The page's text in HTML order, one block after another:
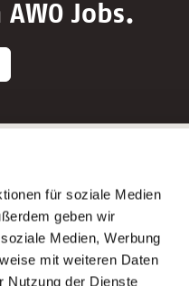
für soziale Medien
geben wir
Medien, Werbung
mit weiteren Daten
Nutzung der Dienste
Jobs.
nach Bundesland
Bundesländern